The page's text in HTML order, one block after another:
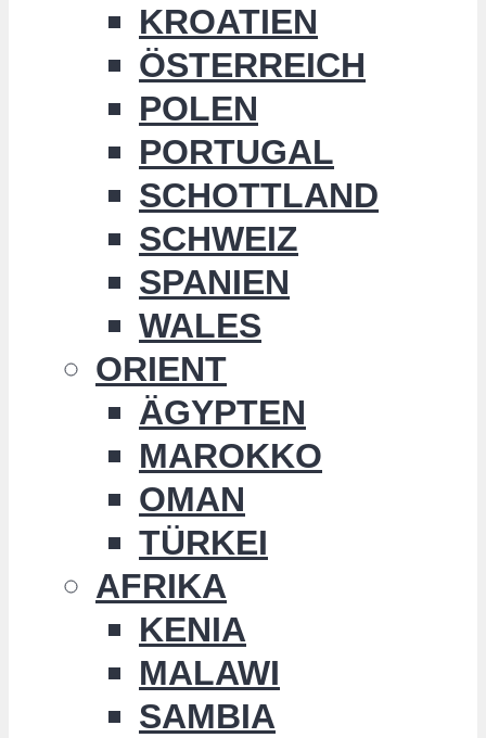
KROATIEN
ÖSTERREICH
POLEN
PORTUGAL
SCHOTTLAND
SCHWEIZ
SPANIEN
WALES
ORIENT
ÄGYPTEN
MAROKKO
OMAN
TÜRKEI
AFRIKA
KENIA
MALAWI
SAMBIA